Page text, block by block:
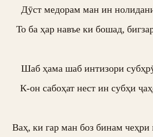
Дӯст медорам ман ин
То ба ҳар навъе ки бошад,
Шаб ҳама шаб интизори
К-он сабоҳат нест ин субҳи
Ваҳ, ки гар ман боз бинам чеҳри